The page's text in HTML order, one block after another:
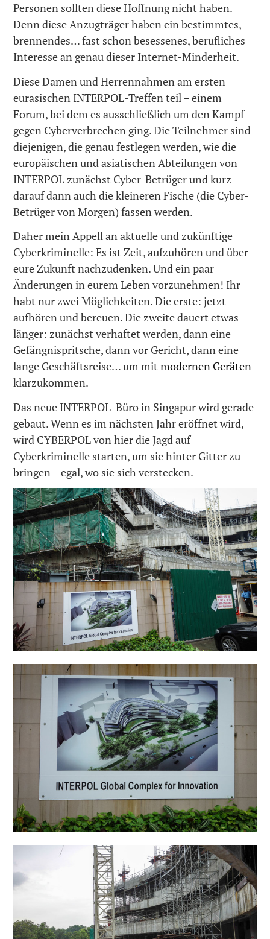
Personen sollten diese Hoffnung nicht haben.
Denn diese Anzugträger haben ein bestimmtes,
brennendes… fast schon besessenes, berufliches
Interesse an genau dieser Internet-Minderheit.
Diese Damen und Herrennahmen am ersten
eurasischen INTERPOL-Treffen teil – einem
Forum, bei dem es ausschließlich um den Kampf
gegen Cyberverbrechen ging. Die Teilnehmer sind
diejenigen, die genau festlegen werden, wie die
europäischen und asiatischen Abteilungen von
INTERPOL zunächst Cyber-Betrüger und kurz
darauf dann auch die kleineren Fische (die Cyber-
Betrüger von Morgen) fassen werden.
Daher mein Appell an aktuelle und zukünftige
Cyberkriminelle: Es ist Zeit, aufzuhören und über
eure Zukunft nachzudenken. Und ein paar
Änderungen in eurem Leben vorzunehmen! Ihr
habt nur zwei Möglichkeiten. Die erste: jetzt
aufhören und bereuen. Die zweite dauert etwas
länger: zunächst verhaftet werden, dann eine
Gefängnispritsche, dann vor Gericht, dann eine
lange Geschäftsreise… um mitmodernen Geräten
klarzukommen.
Das neue INTERPOL-Büro in Singapur wird gerade
gebaut. Wenn es im nächsten Jahr eröffnet wird,
wird CYBERPOL von hier die Jagd auf
Cyberkriminelle starten, um sie hinter Gitter zu
bringen – egal, wo sie sich verstecken.